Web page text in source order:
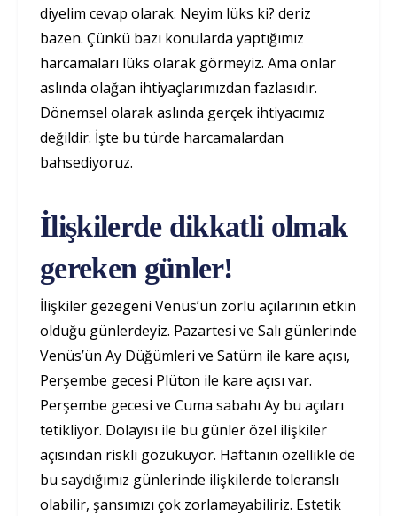
diyelim cevap olarak. Neyim lüks ki? deriz
bazen. Çünkü bazı konularda yaptığımız
harcamaları lüks olarak görmeyiz. Ama onlar
aslında olağan ihtiyaçlarımızdan fazlasıdır.
Dönemsel olarak aslında gerçek ihtiyacımız
değildir. İşte bu türde harcamalardan
bahsediyoruz.
İlişkilerde dikkatli olmak
gereken günler!
İlişkiler gezegeni Venüs’ün zorlu açılarının etkin
olduğu günlerdeyiz. Pazartesi ve Salı günlerinde
Venüs’ün Ay Düğümleri ve Satürn ile kare açısı,
Perşembe gecesi Plüton ile kare açısı var.
Perşembe gecesi ve Cuma sabahı Ay bu açıları
tetikliyor. Dolayısı ile bu günler özel ilişkiler
açısından riskli gözüküyor. Haftanın özellikle de
bu saydığımız günlerinde ilişkilerde toleranslı
olabilir, şansımızı çok zorlamayabiliriz. Estetik